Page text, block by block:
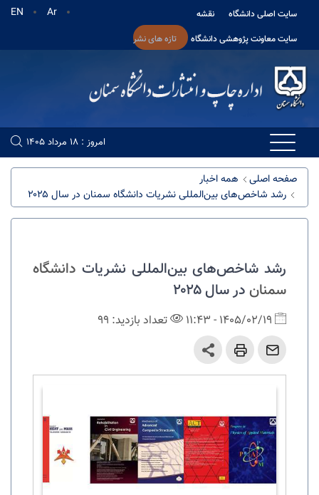
سایت اصلی دانشگاه
نقشه
سایت معاونت پژوهشی دانشگاه
تازه های نشر
EN Ar
امروز : 18 مرداد 1405
صفحه اصلی
همه اخبار
رشد شاخص‌های بین‌المللی نشریات دانشگاه سمنان در سال ۲۰۲۵
رشد شاخص‌های بین‌المللی نشریات دانشگاه
سمناندر سال ۲۰۲۵
1405/02/19 - 11:43 تعداد بازدید: 99